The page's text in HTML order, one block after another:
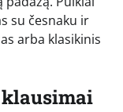
su česnaku ir
arba klasikinis